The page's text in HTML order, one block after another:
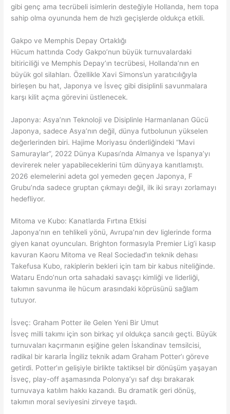
gibi genç ama tecrübeli isimlerin desteğiyle Hollanda, hem topa
sahip olma oyununda hem de hızlı geçişlerde oldukça etkili.
Gakpo ve Memphis Depay Ortaklığı
Hücum hattında Cody Gakpo’nun büyük turnuvalardaki
bitiriciliği ve Memphis Depay’ın tecrübesi, Hollanda’nın en
büyük gol silahları. Özellikle Xavi Simons’un yaratıcılığıyla
birleşen bu hat, Japonya ve İsveç gibi disiplinli savunmalara
karşı kilit açma görevini üstlenecek.
Japonya: Asya’nın Teknoloji ve Disiplinle Harmanlanan Gücü
Japonya, sadece Asya’nın değil, dünya futbolunun yükselen
değerlerinden biri. Hajime Moriyasu önderliğindeki “Mavi
Samuraylar”, 2022 Dünya Kupası’nda Almanya ve İspanya’yı
devirerek neler yapabileceklerini tüm dünyaya kanıtlamıştı.
2026 elemelerini adeta gol yemeden geçen Japonya, F
Grubu’nda sadece gruptan çıkmayı değil, ilk iki sırayı zorlamayı
hedefliyor.
Mitoma ve Kubo: Kanatlarda Fırtına Etkisi
Japonya’nın en tehlikeli yönü, Avrupa’nın dev liglerinde forma
giyen kanat oyuncuları. Brighton formasıyla Premier Lig’i kasıp
kavuran Kaoru Mitoma ve Real Sociedad’ın teknik dehası
Takefusa Kubo, rakiplerin bekleri için tam bir kabus niteliğinde.
Wataru Endo’nun orta sahadaki savaşçı kimliği ve liderliği,
takımın savunma ile hücum arasındaki köprüsünü sağlam
tutuyor.
İsveç: Graham Potter ile Gelen Yeni Bir Umut
İsveç milli takımı için son birkaç yıl oldukça sancılı geçti. Büyük
turnuvaları kaçırmanın eşiğine gelen İskandinav temsilcisi,
radikal bir kararla İngiliz teknik adam Graham Potter’ı göreve
getirdi. Potter’ın gelişiyle birlikte taktiksel bir dönüşüm yaşayan
İsveç, play-off aşamasında Polonya’yı saf dışı bırakarak
turnuvaya katılım hakkı kazandı. Bu dramatik geri dönüş,
takımın moral seviyesini zirveye taşıdı.